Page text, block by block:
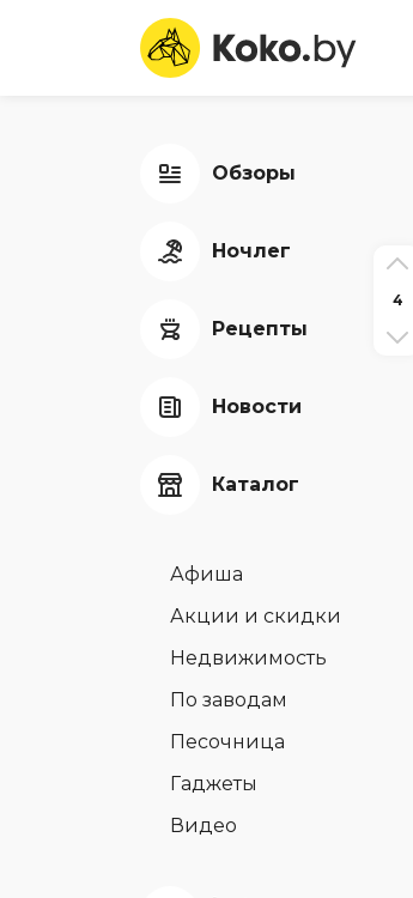
Обзоры
Ночлег
Рецепты
Новости
Каталог
Афиша
Акции и скидки
Недвижимость
По заводам
Песочница
Гаджеты
Видео
4